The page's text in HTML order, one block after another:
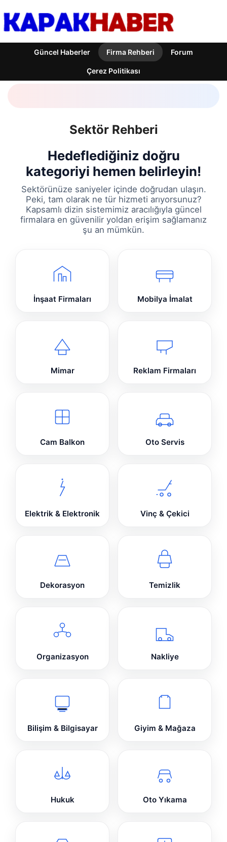
Güncel Haberler Firma Rehberi Forum
Çerez Politikası
Sektör Rehberi
Hedeflediğiniz doğru
kategoriyi hemen belirleyin!
Sektörünüze saniyeler içinde doğrudan ulaşın.
Peki, tam olarak ne tür hizmeti arıyorsunuz?
Kapsamlı dizin sistemimiz aracılığıyla güncel
firmalara en güvenilir yoldan erişim sağlamanız
şu an mümkün.
İnşaat Firmaları Mobilya İmalat
Mimar Reklam Firmaları
Cam Balkon Oto Servis
Elektrik & Elektronik Vinç & Çekici
Dekorasyon Temizlik
Organizasyon Nakliye
Bilişim & Bilgisayar Giyim & Mağaza
Hukuk Oto Yıkama